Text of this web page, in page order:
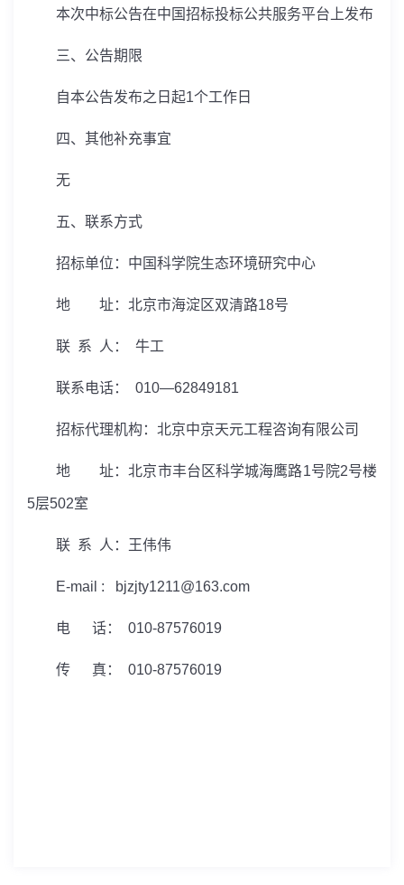
本次中标公告在中国招标投标公共服务平台上发布
三、公告期限
自本公告发布之日起1个工作日
四、其他补充事宜
无
五、联系方式
招标单位：中国科学院生态环境研究中心
地 址：北京市海淀区双清路18号
联 系 人： 牛工
联系电话： 010—62849181
招标代理机构：北京中京天元工程咨询有限公司
地 址：北京市丰台区科学城海鹰路1号院2号楼
5层502室
联 系 人：王伟伟
E-mail : bjzjty1211@163.com
电 话： 010-87576019
传 真： 010-87576019